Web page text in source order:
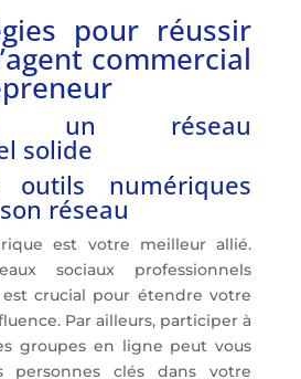
pour réussir
commercial
un réseau
solide
numériques
réseau
est votre meilleur allié.
sociaux professionnels
crucial pour étendre votre
Par ailleurs, participer à
groupes en ligne peut vous
personnes clés dans votre